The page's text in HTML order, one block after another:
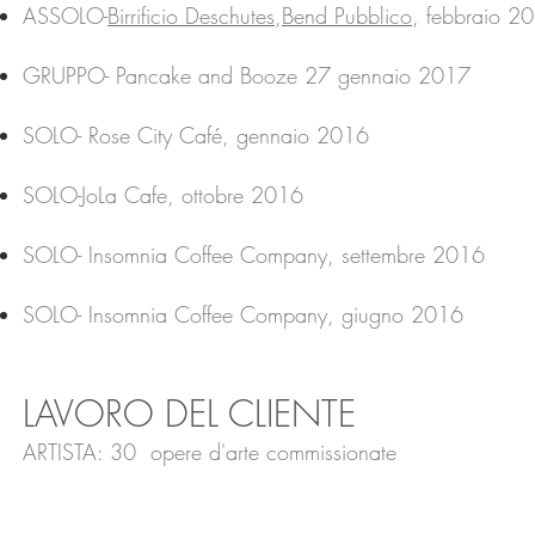
ASSOLO-Birrificio Deschutes,Bend Pubblico, febbraio
GRUPPO- Pancake and Booze 27 gennaio 2017
SOLO- Rose City Café, gennaio 2016
SOLO-JoLa Cafe, ottobre 2016
SOLO- Insomnia Coffee Company, settembre 2016
SOLO- Insomnia Coffee Company, giugno 2016
LAVORO DEL CLIENTE
ARTISTA: 30 opere d'arte commissionate